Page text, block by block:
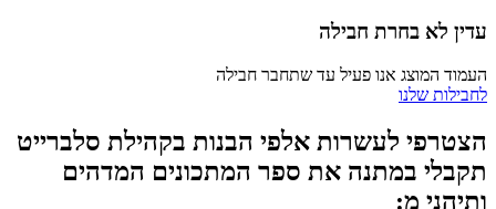
עדין לא בחרת חבילה
העמוד המוצג אנו פעיל עד שתחבר חבילה
לחבילות שלנו
הצטרפי לעשרות אלפי הבנות בקהילת סלברייט
תקבלי במתנה את ספר המתכונים המדהים
ותיהני מ: